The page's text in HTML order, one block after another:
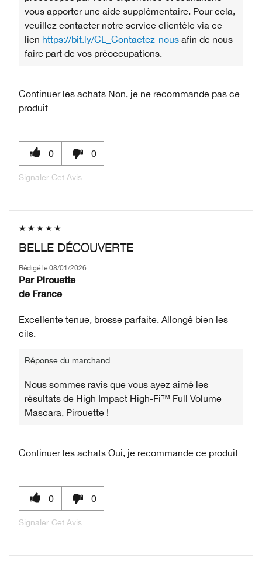
vous apporter une aide supplémentaire. Pour cela,
veuillez contacter notre service clientèle via ce
lien https://bit.ly/CL_Contactez-nous afin de nous
faire part de vos préoccupations.
Continuer les achats Non, je ne recommande pas ce
produit
0 0
Signaler Cet Avis
BELLE DÉCOUVERTE
Rédigé le 08/01/2026
Par Pirouette
de France
Excellente tenue, brosse parfaite. Allongé bien les
cils.
Réponse du marchand
Nous sommes ravis que vous ayez aimé les
résultats de High Impact High-Fi™ Full Volume
Mascara, Pirouette !
Continuer les achats Oui, je recommande ce produit
0 0
Signaler Cet Avis